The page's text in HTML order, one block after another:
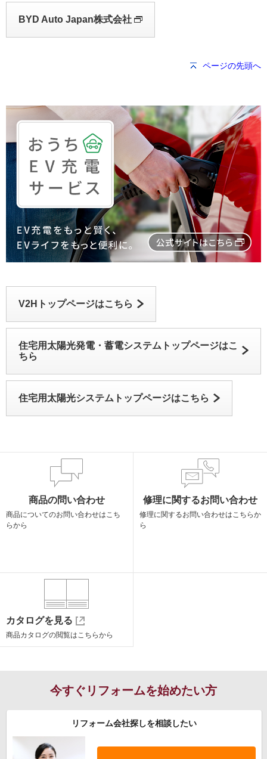
BYD Auto Japan株式会社
ページの先頭へ
V2Hトップページはこちら
住宅用太陽光発電・蓄電システムトップページはこ
ちら
住宅用太陽光システムトップページはこちら
商品の問い合わせ
商品についてのお問い合わせはこち
らから
修理に関するお問い合わせ
修理に関するお問い合わせはこちらか
ら
カタログを見る
商品カタログの閲覧は こちらから
今すぐリフォームを始めたい方
リフォーム会社探しを相談したい